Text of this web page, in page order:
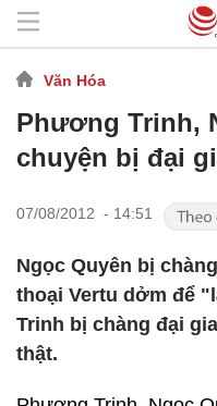
Văn Hóa
Phương Trinh,
chuyện bị đại
07/08/2012 - 14:51
Ngọc Quyên bị
thoại Vertu dởm để
Trinh bị chàng đại
thật.